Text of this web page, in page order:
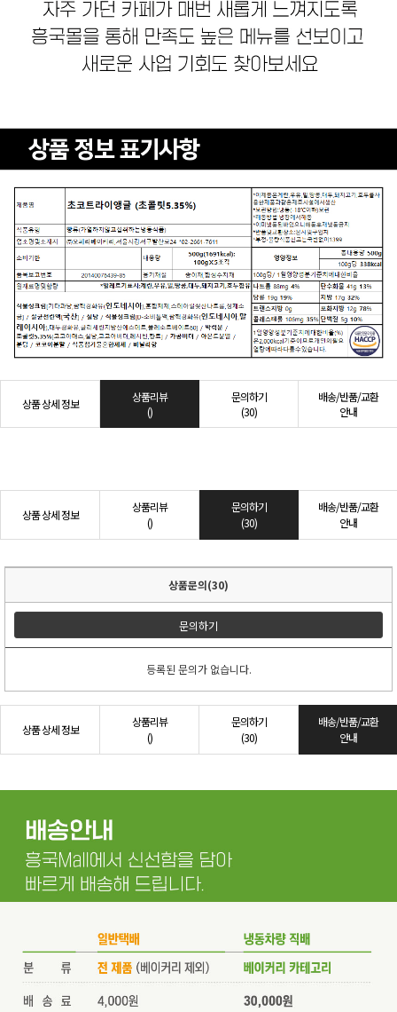
상품 상세 정보
상품리뷰
()
문의하기
(30)
배송/반품/교환
안내
상품 상세 정보
상품리뷰
()
문의하기
(30)
배송/반품/교환
안내
상품문의(30)
문의하기
등록된 문의가 없습니다.
상품 상세 정보
상품리뷰
()
문의하기
(30)
배송/반품/교환
안내